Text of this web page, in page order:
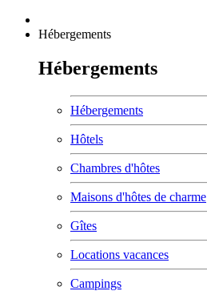
Hébergements
Hébergements
Hébergements
Hôtels
Chambres d'hôtes
Maisons d'hôtes de charme
Gîtes
Locations vacances
Campings